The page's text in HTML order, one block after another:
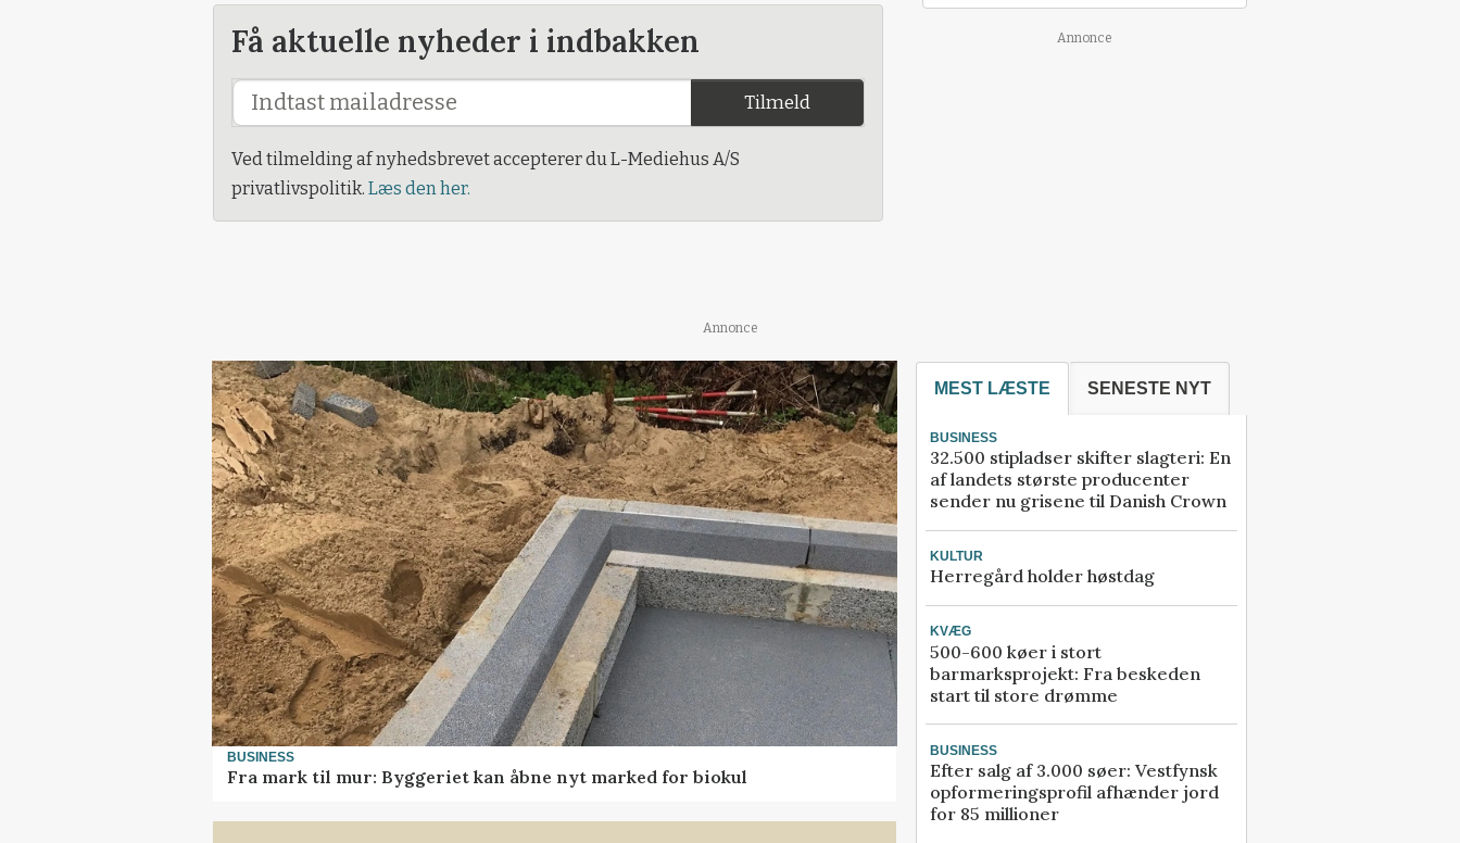
Få aktuelle nyheder i indbakken
Tilmeld
Ved tilmelding af nyhedsbrevet accepterer du L-Mediehus A/S
privatlivspolitik. Læs den her.
Annonce
Annonce
BUSINESS
Fra mark til mur: Byggeriet kan åbne nyt marked for biokul
MEST LÆSTE SENESTE NYT
BUSINESS
32.500 stipladser skifter slagteri: En
af landets største producenter
sender nu grisene til Danish Crown
KULTUR
Herregård holder høstdag
KVÆG
500-600 køer i stort
barmarksprojekt: Fra beskeden
start til store drømme
BUSINESS
Efter salg af 3.000 søer: Vestfynsk
opformeringsprofil afhænder jord
for 85 millioner